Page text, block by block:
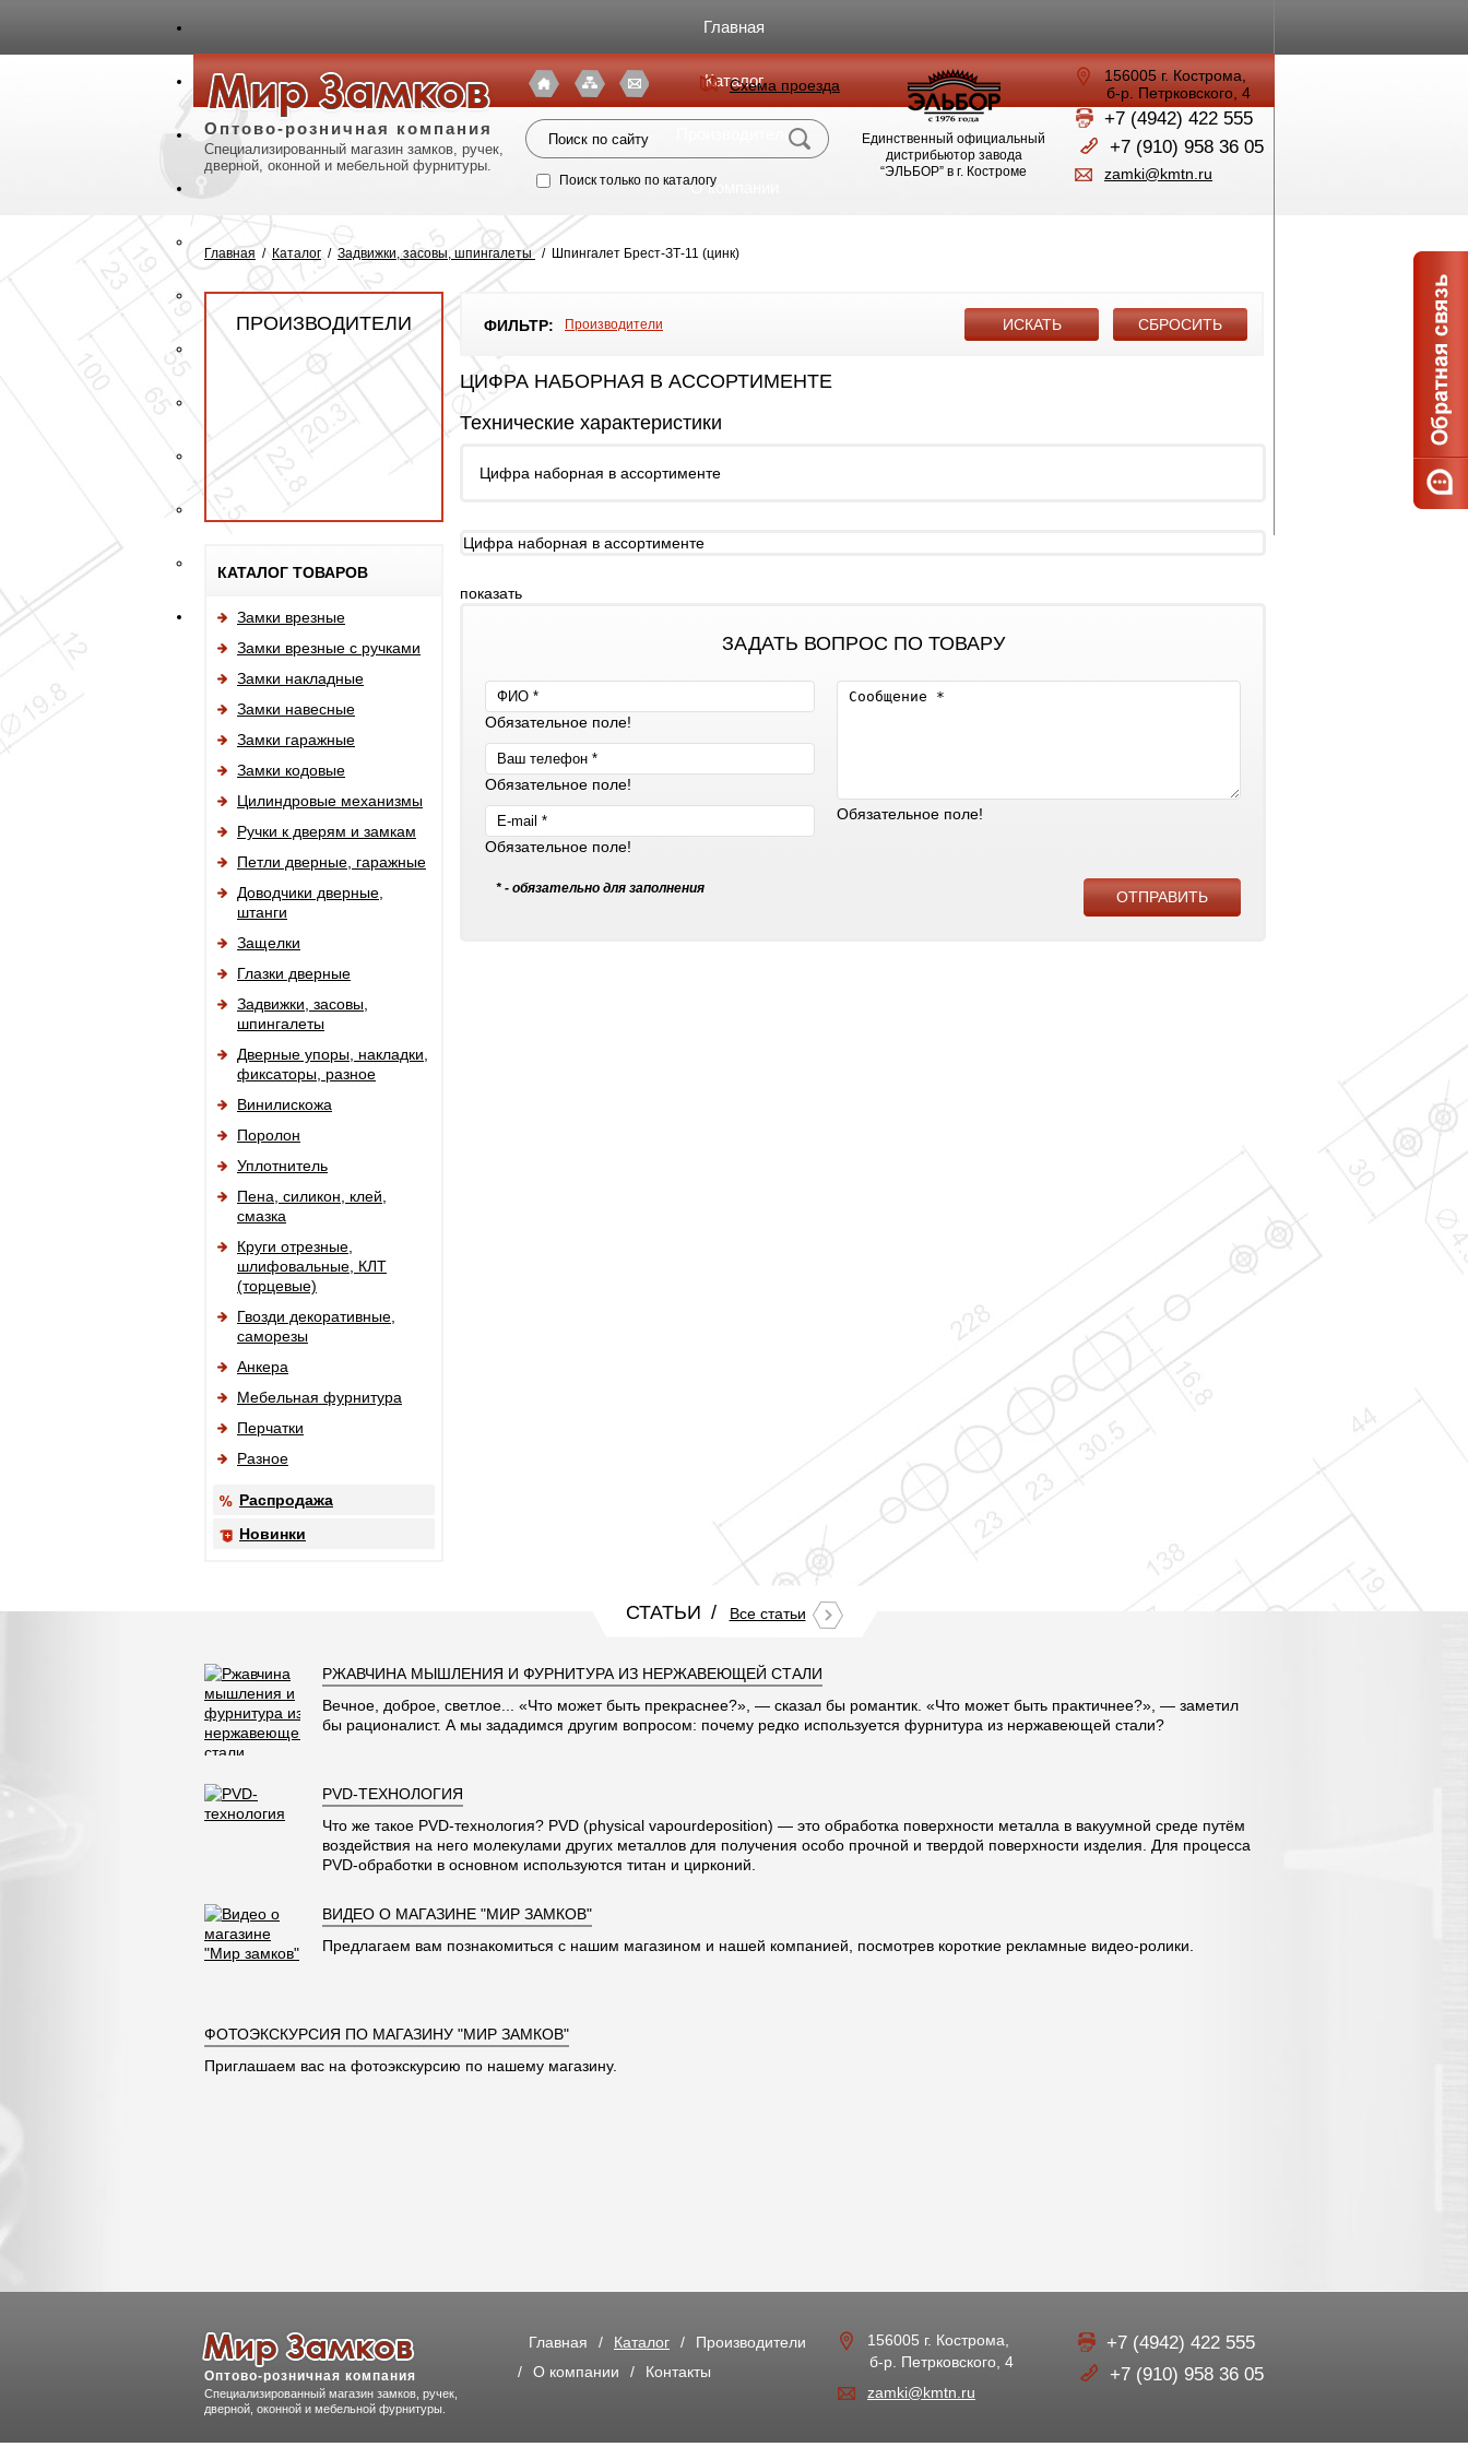
Главная
Каталог
Производители
О компании
Оптово-розничная компания
Специализированный магазин замков, ручек,
дверной, оконной и мебельной фурнитуры.
Схема проезда
Поиск только по каталогу
Единственный официальный
дистрибьютор завода
“ЭЛЬБОР” в г. Костроме
156005 г. Кострома,
б-р. Петрковского, 4
+7 (4942) 422 555
+7 (910) 958 36 05
zamki@kmtn.ru
Главная / Каталог / Задвижки, засовы, шпингалеты / Шпингалет Брест-ЗТ-11 (цинк)
ПРОИЗВОДИТЕЛИ
КАТАЛОГ ТОВАРОВ
Замки врезные
Замки врезные с ручками
Замки накладные
Замки навесные
Замки гаражные
Замки кодовые
Цилиндровые механизмы
Ручки к дверям и замкам
Петли дверные, гаражные
Доводчики дверные,
штанги
Защелки
Глазки дверные
Задвижки, засовы,
шпингалеты
Дверные упоры, накладки,
фиксаторы, разное
Винилискожа
Поролон
Уплотнитель
Пена, силикон, клей,
смазка
Круги отрезные,
шлифовальные, КЛТ
(торцевые)
Гвозди декоративные,
саморезы
Анкера
Мебельная фурнитура
Перчатки
Разное
Распродажа
Новинки
ФИЛЬТР: Производители
ЦИФРА НАБОРНАЯ В АССОРТИМЕНТЕ
Технические характеристики
Цифра наборная в ассортименте
Цифра наборная в ассортименте
показать
ЗАДАТЬ ВОПРОС ПО ТОВАРУ
Обязательное поле!
Обязательное поле!
Обязательное поле!
Обязательное поле!
* - обязательно для заполнения
СТАТЬИ Все статьи
РЖАВЧИНА МЫШЛЕНИЯ И ФУРНИТУРА ИЗ НЕРЖАВЕЮЩЕЙ СТАЛИ
Вечное, доброе, светлое... «Что может быть прекраснее?», — сказал бы романтик. «Что может быть практичнее?», — заметил
бы рационалист. А мы зададимся другим вопросом: почему редко используется фурнитура из нержавеющей стали?
PVD-ТЕХНОЛОГИЯ
Что же такое PVD-технология? PVD (physical vapourdeposition) — это обработка поверхности металла в вакуумной среде путём
воздействия на него молекулами других металлов для получения особо прочной и твердой поверхности изделия. Для процесса
PVD-обработки в основном используются титан и цирконий.
ВИДЕО О МАГАЗИНЕ "МИР ЗАМКОВ"
Предлагаем вам познакомиться с нашим магазином и нашей компанией, посмотрев короткие рекламные видео-ролики.
ФОТОЭКСКУРСИЯ ПО МАГАЗИНУ "МИР ЗАМКОВ"
Приглашаем вас на фотоэкскурсию по нашему магазину.
Оптово-розничная компания
Специализированный магазин замков, ручек,
дверной, оконной и мебельной фурнитуры.
Главная Каталог
Производители
О компании
Контакты
156005 г. Кострома,
б-р. Петрковского, 4
zamki@kmtn.ru
+7 (4942) 422 555
+7 (910) 958 36 05